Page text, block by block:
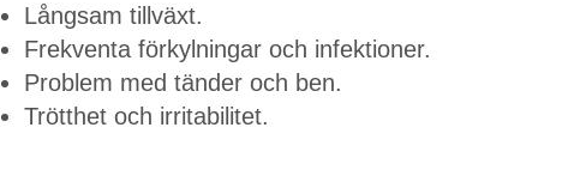
Långsam tillväxt.
Frekventa förkylningar och infektioner.
Problem med tänder och ben.
Trötthet och irritabilitet.